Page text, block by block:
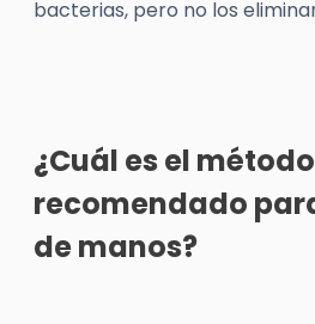
bacterias, pero no los
¿Cuál es el
recomendado
de manos?